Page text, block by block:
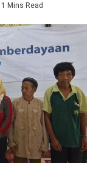
1 Mins Read